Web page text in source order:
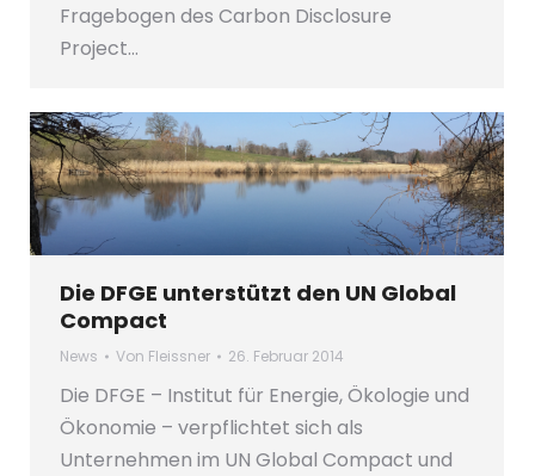
Fragebogen des Carbon Disclosure
Project…
Die DFGE unterstützt den UN Global
Compact
News Von Fleissner 26. Februar 2014
Die DFGE – Institut für Energie, Ökologie und
Ökonomie – verpflichtet sich als
Unternehmen im UN Global Compact und